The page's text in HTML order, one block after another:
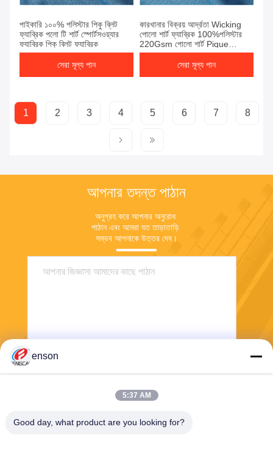
পাইকারি ১০০% পলিস্টার পিকু ব্লিট
ফ্যাব্রিক পলো টি শার্ট স্পোর্টসওয়্যার
ফ্যাব্রিক পিকু ব্লিট ফ্যাব্রিক
সেরা মূল্য পান
কারখানার বিক্রয় আর্দ্রতা Wicking
পোলো শার্ট ফ্যাব্রিক 100%পলিস্টার
220Gsm পোলো শার্ট Pique
ফ্যাব্রিক Rib Knit Pique ফ্যাব্রিক
সেরা মূল্য পান
1 2 3 4 5 6 7 8
আপনার তদন্ত পাঠান
অনুগ্রহ করে আপনার অনুরোধ
পাঠান এবং আমরা যত তাড়াতাড়ি
সম্ভব আপনাকে উত্তর দেব।
enson
5:37 AM
Good day, what product are you looking for?